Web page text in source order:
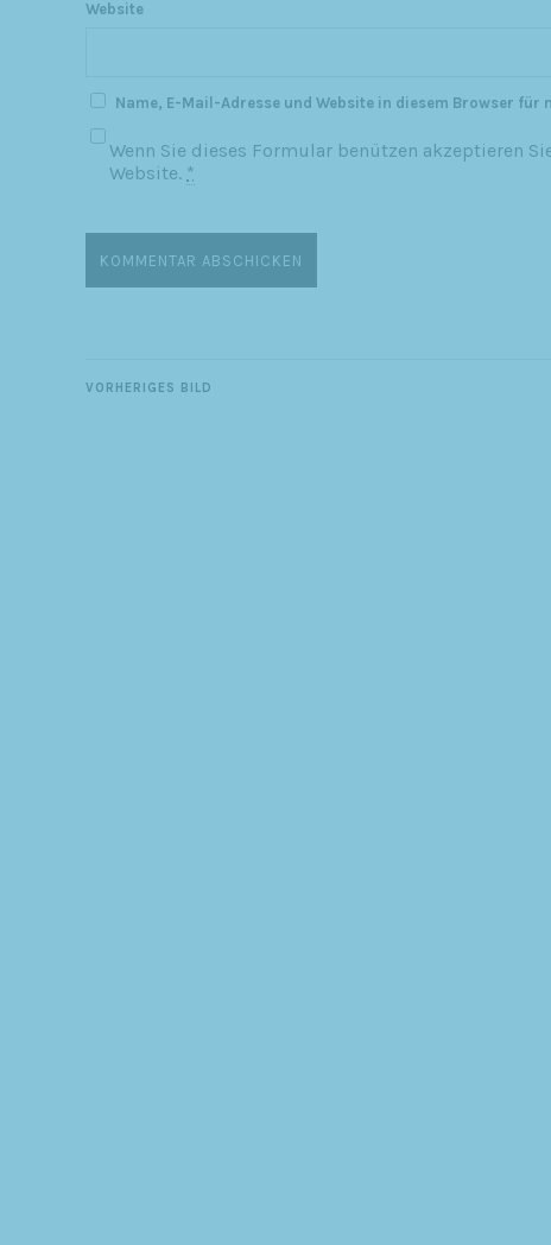
Website
Name, E-Mail-Adresse und Website in diesem Browser
Wenn Sie dieses Formular benützen akzeptieren
Website. *
VORHERIGES BILD